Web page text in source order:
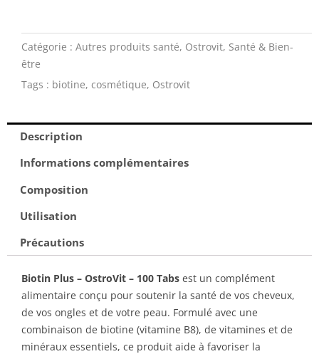
Catégorie : Autres produits santé, Ostrovit, Santé & Bien-
être
Tags : biotine, cosmétique, Ostrovit
Description
Informations complémentaires
Composition
Utilisation
Précautions
Biotin Plus – OstroVit – 100 Tabs est un complément
alimentaire conçu pour soutenir la santé de vos cheveux,
de vos ongles et de votre peau. Formulé avec une
combinaison de biotine (vitamine B8), de vitamines et de
minéraux essentiels, ce produit aide à favoriser la